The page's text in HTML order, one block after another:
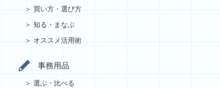
買い方・選び方
知る・まなぶ
オススメ活用術
事務用品
選ぶ・比べる